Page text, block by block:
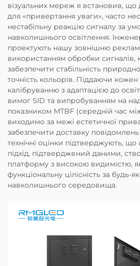
візуальних мереж я встановив, що
для «привертання уваги», часто
нестабільну реакцію сигналу за
навколишнього освітлення.
проектують нашу зовнішню
використанням обробки сигналів,
забезпечити стабільність
точність кольорів. Піддаючи
калібруванню з адаптацією до
вимог SID та випробуванням на
показником MTBF (середній час
виходимо за межі естетичної
забезпечити доставку повідомлень
технічні оцінки підтверджують,
підхід, підтверджений даними,
платформу з високою видимістю,
функціональну цілісність за будь-
навколишнього середовища.